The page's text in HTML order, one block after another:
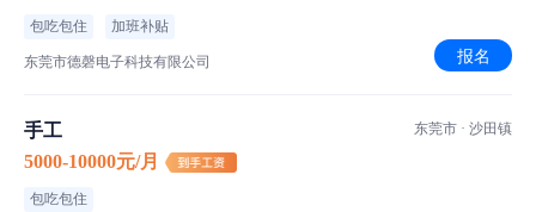
包吃包住 加班补贴
东莞市德磬电子科技有限公司 报名
手工
5000-10000元/月
包吃包住
东莞市 · 沙田镇